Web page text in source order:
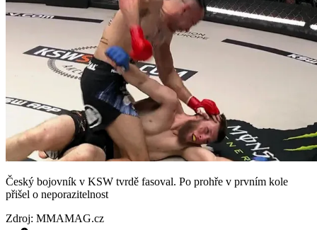
Český bojovník v KSW tvrdě fasoval. Po prohře v prvním kole
přišel o neporazitelnost
Zdroj: MMAMAG.cz